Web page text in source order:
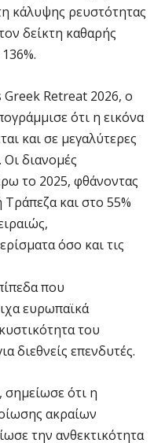
κάλυψης ρευστότητας
δείκτη καθαρής
Greek Retreat 2026, ο
ότι η εικόνα
και σε μεγαλύτερες
διανομές
το 2025, φθάνοντας
Τράπεζα και στο 55%
όσο και τις
που
ευρωπαϊκά
του
διεθνείς επενδυτές.
σημείωσε ότι η
ακραίων
την ανθεκτικότητα